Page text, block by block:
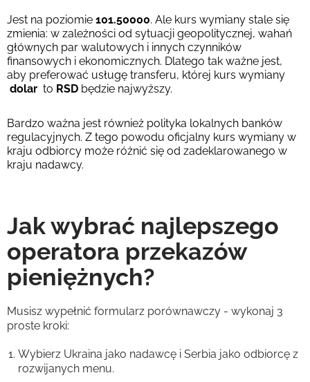
Jest na poziomie 101.50000. Ale kurs wymiany stale się
zmienia: w zależności od sytuacji geopolitycznej, wahań
głównych par walutowych i innych czynników
finansowych i ekonomicznych. Dlatego tak ważne jest,
aby preferować usługę transferu, której kurs wymiany
dolar to RSD będzie najwyższy.
Bardzo ważna jest również polityka lokalnych banków
regulacyjnych. Z tego powodu oficjalny kurs wymiany w
kraju odbiorcy może różnić się od zadeklarowanego w
kraju nadawcy.
Jak wybrać najlepszego
operatora przekazów
pieniężnych?
Musisz wypełnić formularz porównawczy - wykonaj 3
proste kroki:
Wybierz Ukraina jako nadawcę i Serbia jako odbiorcę z
rozwijanych menu.